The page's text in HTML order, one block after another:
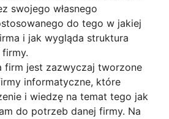
swojego własnego
do tego w jakiej
i jak wygląda struktura
firm jest zazwyczaj tworzone
informatyczne, które
i wiedzę na temat tego jak
do potrzeb danej firmy. Na